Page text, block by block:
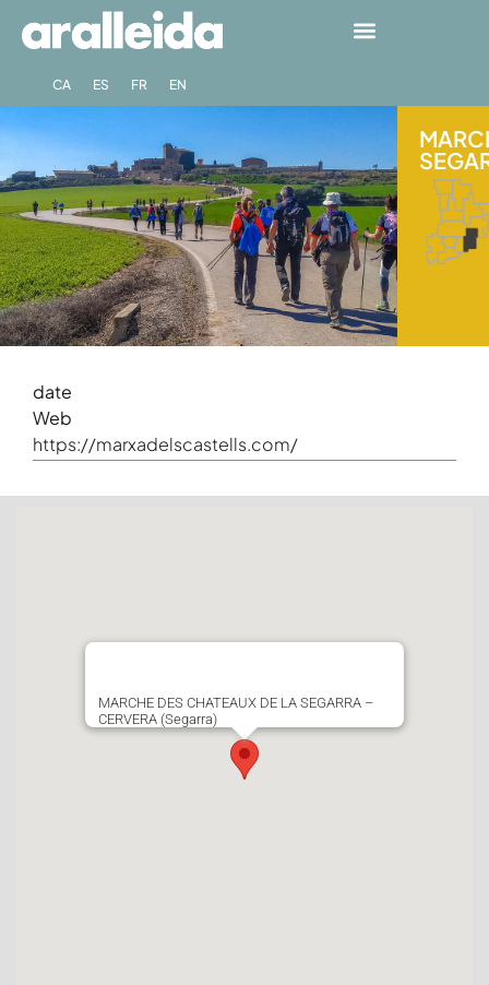
CA ES FR EN
date
Web
https://marxadelscastells.com/
MARCHE DES CHATEAUX DE LA SEGARRA –
CERVERA (Segarra)